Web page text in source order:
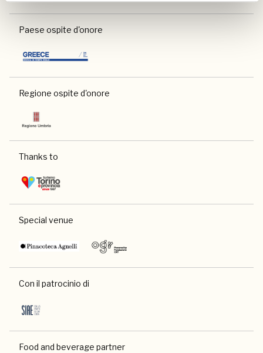
Paese ospite d'onore
Regione ospite d'onore
Thanks to
Special venue
Con il patrocinio di
Food and beverage partner